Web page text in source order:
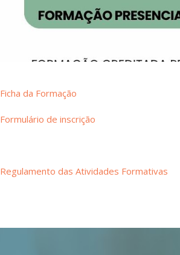
Ficha da Formação
Formulário de inscrição
Regulamento das Atividades Formativas